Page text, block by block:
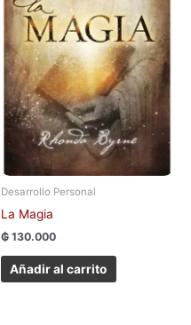
Desarrollo Personal
La Magia
₲ 130.000
Añadir al carrito